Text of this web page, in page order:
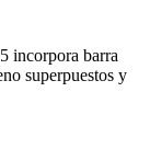
incorpora barra
superpuestos y